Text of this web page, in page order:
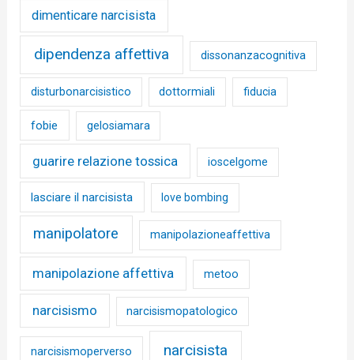
dimenticare narcisista
dipendenza affettiva dissonanzacognitiva
disturbonarcisistico dottormiali fiducia
fobie gelosiamara
guarire relazione tossica ioscelgome
lasciare il narcisista love bombing
manipolatore manipolazioneaffettiva
manipolazione affettiva metoo
narcisismo narcisismopatologico
narcisismoperverso narcisista